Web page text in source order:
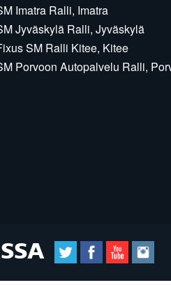
Imatra Ralli, Imatra
Jyväskylä Ralli, Jyväskylä
SM Ralli Kitee, Kitee
Porvoon Autopalvelu Ralli,